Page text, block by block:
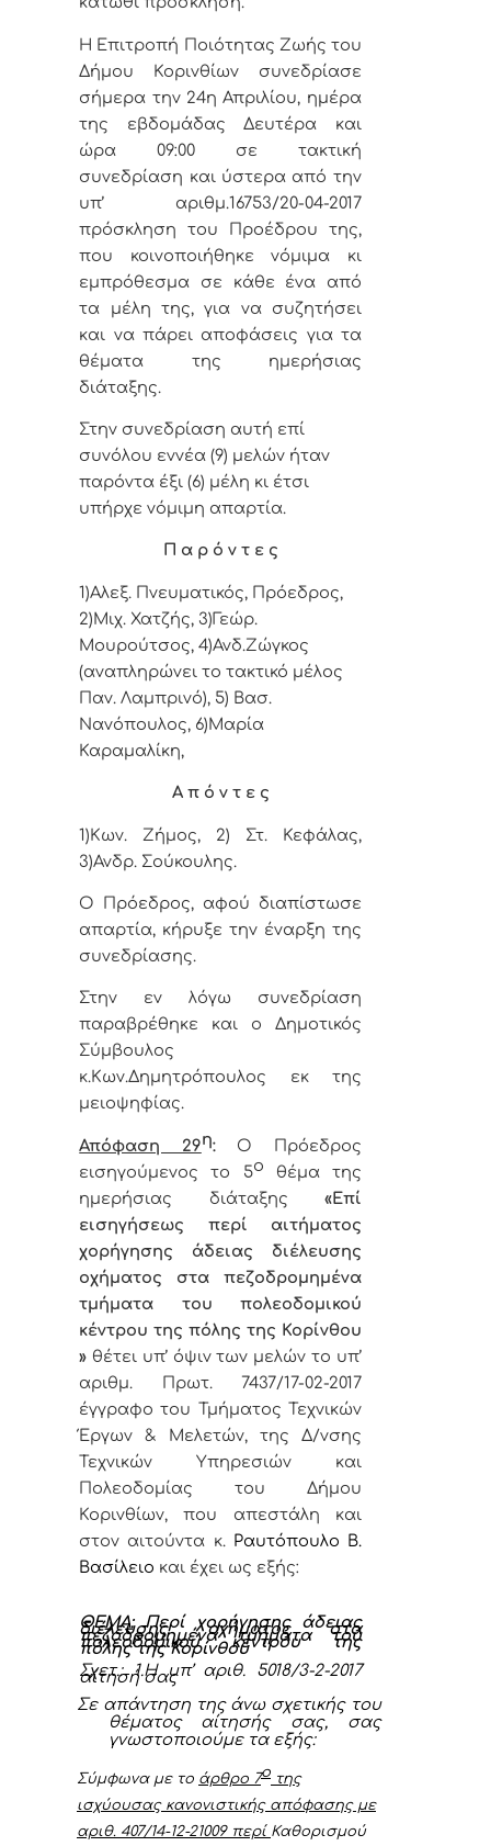
Η Επιτροπή Ποιότητας Ζωής του
Δήμου Κορινθίων συνεδρίασε
σήμερα την 24η Απριλίου, ημέρα
της εβδομάδας Δευτέρα και
ώρα 09:00 σε τακτική
συνεδρίαση και ύστερα από την
υπ’ αριθμ.16753/20-04-2017
πρόσκληση του Προέδρου της,
που κοινοποιήθηκε νόμιμα κι
εμπρόθεσμα σε κάθε ένα από
τα μέλη της, για να συζητήσει
και να πάρει αποφάσεις για τα
θέματα της ημερήσιας
διάταξης.
Στην συνεδρίαση αυτή επί
συνόλου εννέα (9) μελών ήταν
παρόντα έξι (6) μέλη κι έτσι
υπήρχε νόμιμη απαρτία.
Π α ρ ό ν τ ε ς
1)Αλεξ. Πνευματικός, Πρόεδρος,
2)Μιχ. Χατζής, 3)Γεώρ.
Μουρούτσος, 4)Ανδ.Ζώγκος
(αναπληρώνει το τακτικό μέλος
Παν. Λαμπρινό), 5) Βασ.
Νανόπουλος, 6)Μαρία
Καραμαλίκη,
Α π ό ν τ ε ς
1)Κων. Ζήμος, 2) Στ. Κεφάλας,
3)Ανδρ. Σούκουλης.
Ο Πρόεδρος, αφού διαπίστωσε
απαρτία, κήρυξε την έναρξη της
συνεδρίασης.
Στην εν λόγω συνεδρίαση
παραβρέθηκε και ο Δημοτικός
Σύμβουλος
κ.Κων.Δημητρόπουλος εκ της
μειοψηφίας.
Απόφαση 29η: Ο Πρόεδρος
εισηγούμενος το 5ο θέμα της
ημερήσιας διάταξης «Επί
εισηγήσεως περί αιτήματος
χορήγησης άδειας διέλευσης
οχήματος στα πεζοδρομημένα
τμήματα του πολεοδομικού
κέντρου της πόλης της Κορίνθου
» θέτει υπ’ όψιν των μελών το υπ’
αριθμ. Πρωτ. 7437/17-02-2017
έγγραφο του Τμήματος Τεχνικών
Έργων & Μελετών, της Δ/νσης
Τεχνικών Υπηρεσιών και
Πολεοδομίας του Δήμου
Κορινθίων, που απεστάλη και
στον αιτούντα κ.
Ραυτόπουλο Β.
Βασίλειο και έχει ως εξής:
ΘΕΜΑ: Περί χορήγησης άδειας
διέλευσης οχήματος στα
πεζοδρομημένα τμήματα του
πολεοδομικού κέντρου της
πόλης της Κορίνθου
Σχετ.: 1.Η υπ’ αριθ. 5018/3-2-2017
αίτησή σας
Σε απάντηση της άνω σχετικής του
θέματος αίτησής σας, σας
γνωστοποιούμε τα εξής:
Σύμφωνα με το άρθρο 7ο της
ισχύουσας κανονιστικής απόφασης με
αριθ. 407/14-12-21009 περί Καθορισμού